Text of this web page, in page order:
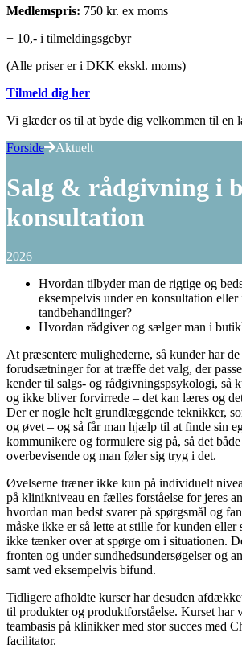
Medlemspris: 750 kr. ex moms
+ 10,- i tilmeldingsgebyr
(Alle priser er i DKK ekskl. moms)
Tilmeld dig her
Vi glæder os til at byde dig velkommen til en
Forside
Aktuelt
Salg & rådgivning i
konsultation
2026
Hvordan tilbyder man de rigtige og
eksempelvis under en konsultation
tandbehandlinger?
Hvordan rådgiver og sælger man i
At præsentere mulighederne, så kunder har de
forudsætninger for at træffe det valg, der
kender til salgs- og rådgivningspsykologi, så
og ikke bliver forvirrede – det kan læres og
Der er nogle helt grundlæggende teknikker,
og øvet – og så får man hjælp til at finde sin
kommunikere og formulere sig på, så det
overbevisende og man føler sig tryg i det.
Øvelserne træner ikke kun på individuelt
på klinikniveau en fælles forståelse for jeres
hvordan man bedst svarer på spørgsmål og
måske ikke er så lette at stille for kunden eller
ikke tænker over at spørge om i situationen.
fronten og under sundhedsundersøgelser og
samt ved eksempelvis bifund.
Tidligere afholdte kurser har desuden
til produkter og produktforståelse. Kurset har
teambasis på klinikker med stor succes med
facilitator.